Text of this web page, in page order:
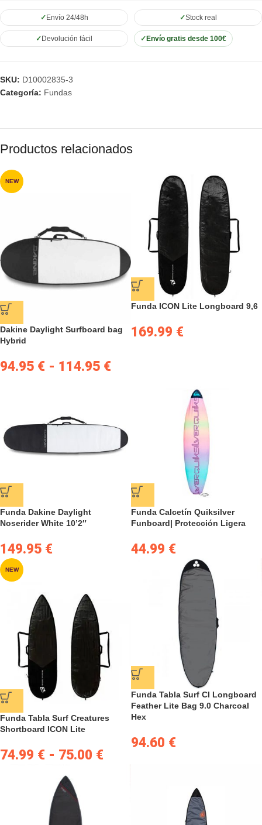
Envío 24/48h Stock real
Devolución fácil Envío gratis desde 100€
SKU: D10002835-3
Categoría: Fundas
Productos relacionados
NEW
Dakine Daylight Surfboard bag
Hybrid
94.95 € - 114.95 €
Funda ICON Lite Longboard 9,6
169.99 €
Funda Dakine Daylight
Noserider White 10’2″
149.95 €
Funda Calcetín Quiksilver
Funboard| Protección Ligera
44.99 €
NEW
Funda Tabla Surf Creatures
Shortboard ICON Lite
74.99 € - 75.00 €
Funda Tabla Surf CI Longboard
Feather Lite Bag 9.0 Charcoal
Hex
94.60 €